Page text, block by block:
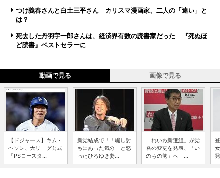
つげ義春さんと白土三平さん カリスマ漫画家、二人の「違い」と
は？
死去した丹羽宇一郎さんは、経済界有数の読書家だった 『死ぬほ
ど読書』ベストセラーに
動画で見る 画像で見る
【ドジャース】キム・
ヘソン、大リーグ公式
「PSロースタ...
新党結成で「「騙し討
ちにあった気分」と怒
ったひろゆき妻...
「れいわ新選組」が党
名の変更を発表、「い
のちの党」へ ...